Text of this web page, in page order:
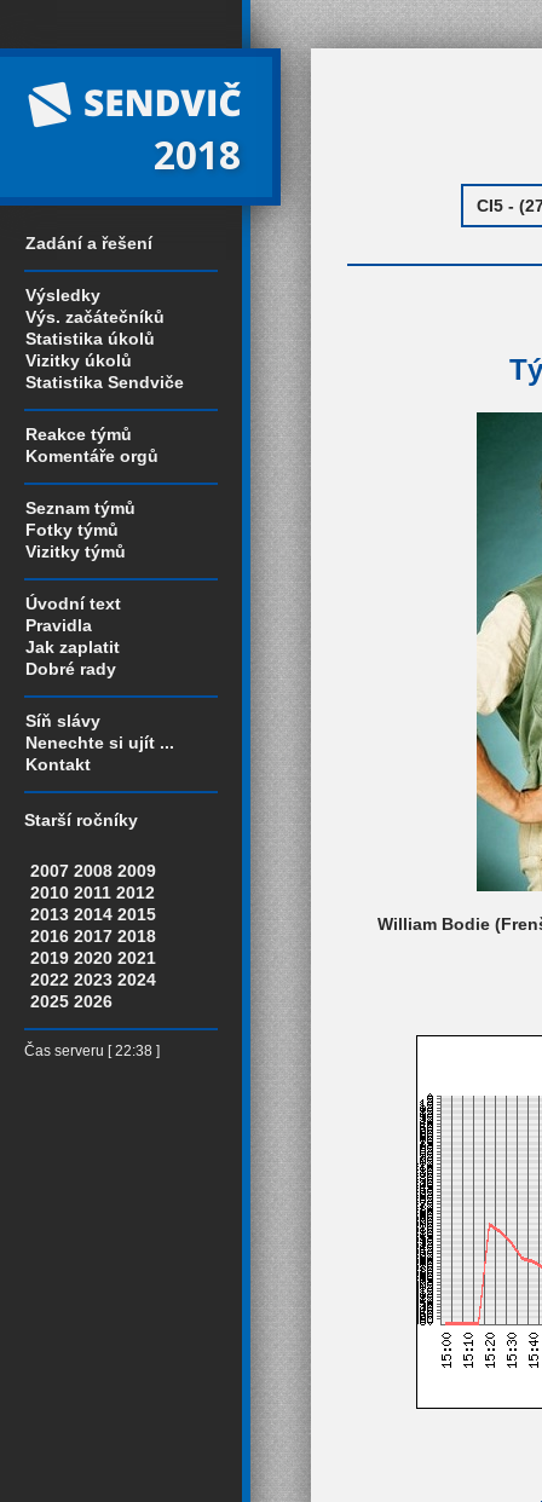
2018
Zadání a řešení
Výsledky
Výs. začátečníků
Statistika úkolů
Vizitky úkolů
Statistika Sendviče
Reakce týmů
Komentáře orgů
Seznam týmů
Fotky týmů
Vizitky týmů
Úvodní text
Pravidla
Jak zaplatit
Dobré rady
Síň slávy
Nenechte si ujít ...
Kontakt
Starší ročníky
2007 2008 2009
2010 2011 2012
2013 2014 2015
2016 2017 2018
2019 2020 2021
2022 2023 2024
2025 2026
Čas serveru [ 22:38 ]
William Bodie